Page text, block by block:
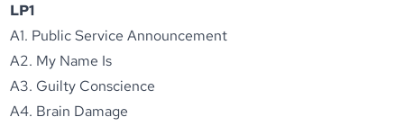
LP1
A1. Public Service Announcement
A2. My Name Is
A3. Guilty Conscience
A4. Brain Damage